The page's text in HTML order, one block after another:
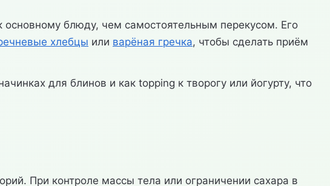
блюду, чем самостоятельным перекусом. Его
хлебцы или варёная гречка, чтобы сделать приём
для блинов и как topping к творогу или йогурту, что
При контроле массы тела или ограничении сахара в